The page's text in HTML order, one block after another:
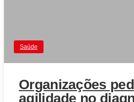
Saúde
Organizações
agilidade no